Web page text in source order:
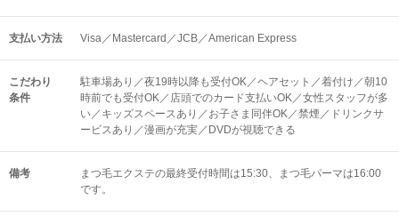
支払い方法 Visa／Mastercard／JCB／American Express
こだわり
条件
駐車場あり／夜19時以降も受付OK／ヘアセット／着付け／朝10
時前でも受付OK／店頭でのカード支払いOK／女性スタッフが多
い／キッズスペースあり／お子さま同伴OK／禁煙／ドリンクサ
ービスあり／漫画が充実／DVDが視聴できる
備考
まつ毛エクステの最終受付時間は15:30、まつ毛パーマは16:00
です。